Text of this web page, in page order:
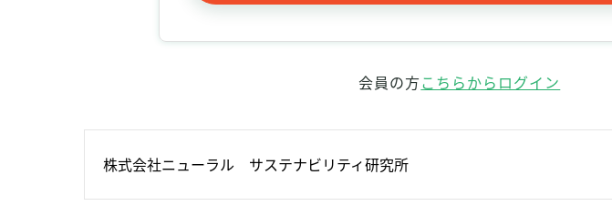
会員の方こちらからログイン
株式会社ニューラル　サステナビリティ研究所